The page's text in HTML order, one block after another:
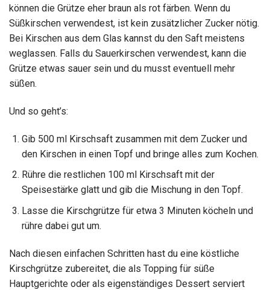
können die Grütze eher braun als rot färben. Wenn du
Süßkirschen verwendest, ist kein zusätzlicher Zucker nötig.
Bei Kirschen aus dem Glas kannst du den Saft meistens
weglassen. Falls du Sauerkirschen verwendest, kann die
Grütze etwas sauer sein und du musst eventuell mehr
süßen.
Und so geht’s:
Gib 500 ml Kirschsaft zusammen mit dem Zucker und
den Kirschen in einen Topf und bringe alles zum Kochen.
Rühre die restlichen 100 ml Kirschsaft mit der
Speisestärke glatt und gib die Mischung in den Topf.
Lasse die Kirschgrütze für etwa 3 Minuten köcheln und
rühre dabei gut um.
Nach diesen einfachen Schritten hast du eine köstliche
Kirschgrütze zubereitet, die als Topping für süße
Hauptgerichte oder als eigenständiges Dessert serviert